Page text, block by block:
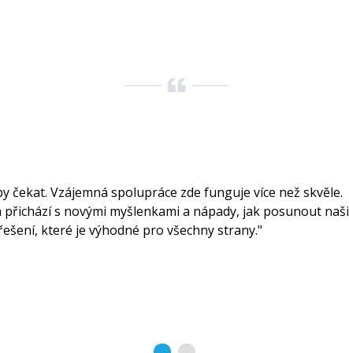
čekat. Vzájemná spolupráce zde funguje více než skvěle.
s novými myšlenkami a nápady, jak posunout naši
které je výhodné pro všechny strany."